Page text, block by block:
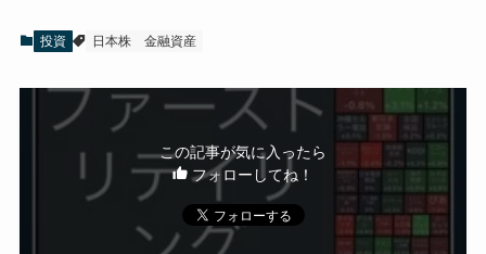
投資 日本株 金融資産
この記事が気に入ったら
フォローしてね！